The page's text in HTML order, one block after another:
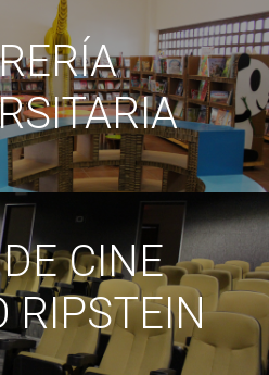
CINE
RIPSTEIN